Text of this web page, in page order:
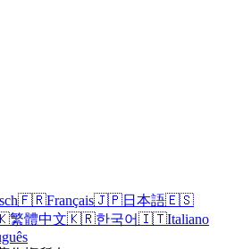
🇫🇷Français🇯🇵日本語🇪🇸
繁體中文🇰🇷한국어🇮🇹Italiano